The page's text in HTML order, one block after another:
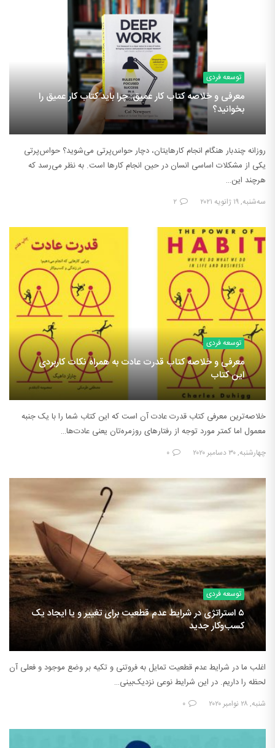
توسعه فردی
معرفی و خلاصه کتاب کار عمیق: چرا باید کتاب کار عمیق را
بخوانید؟
روزانه چندبار هنگام انجام کارهایتان، دچار حواس‌پرتی می‌شوید؟ حواس‌پرتی
یکی از مشکلات اساسی انسان در حین انجام کارها است. به نظر می‌رسد که
هرچند این…
سه‌شنبه, ۱۹ ژانویه ۲۰۲۱ ۲
توسعه فردی
معرفی و خلاصه کتاب قدرت عادت به همراه نکات کاربردی
این کتاب
خلاصه‌ترین معرفی کتاب قدرت عادت آن است که این کتاب شما را با یک جنبه
معمول اما کمتر مورد توجه از رفتارهای روزمره‌تان یعنی عادت‌ها…
چهارشنبه, ۳۰ دسامبر ۲۰۲۰ ۰
توسعه فردی
۵ استراتژی در شرایط عدم قطعیت برای تغییر و یا ایجاد یک
کسب‌وکار جدید
اغلب ما در شرایط عدم قطعیت تمایل به فروتنی و تکیه بر وضع موجود و فعلی آن
لحظه را داریم. در این شرایط نوعی نزدیک‌بینی…
شنبه, ۲۸ نوامبر ۲۰۲۰ ۰